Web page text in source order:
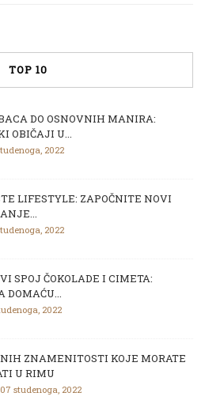
TOP 10
DO OSNOVNIH MANIRA:
OBIČAJI U...
2022
LIFESTYLE: ZAPOČNITE NOVI
2022
SPOJ ČOKOLADE I CIMETA:
DOMAĆU...
2022
ZNAMENITOSTI KOJE MORATE
U RIMU
07 studenoga, 2022